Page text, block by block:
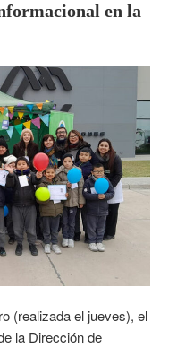
en la
(realizada el jueves), el
la Dirección de